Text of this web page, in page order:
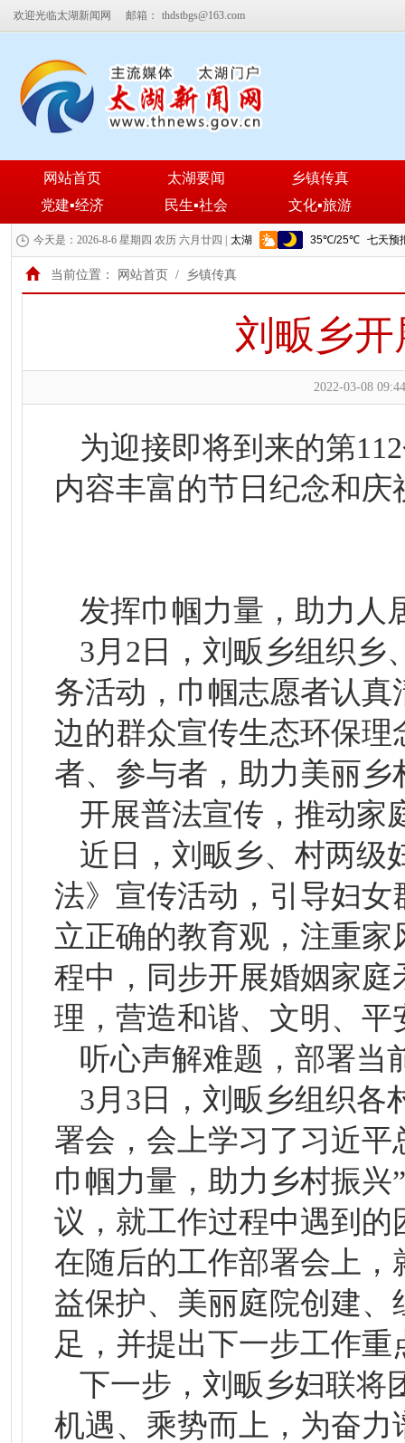
欢迎光临太湖新闻网 邮箱： thdstbgs@163.com
网站首页 太湖要闻
乡镇传真
党建▪经济
民生▪社会 文化▪旅游
今天是：2026-8-6 星期四 农历 六月廿四 |
当前位置： 网站首页 / 乡镇传真
刘畈乡开
2022-03-08
为迎接即将到来的第
内容丰富的节日纪念和
发挥巾帼力量，助力人
3月2日，刘畈乡组织乡
务活动，巾帼志愿者认
边的群众宣传生态环保
者、参与者，助力美丽乡
开展普法宣传，推动家
近日，刘畈乡、村两级
法》宣传活动，引导妇
立正确的教育观，注重
程中，同步开展婚姻家
理，营造和谐、文明、平
听心声解难题，部署当
3月3日，刘畈乡组织各
署会，会上学习了习近
巾帼力量，助力乡村振
议，就工作过程中遇到
在随后的工作部署会上
益保护、美丽庭院创建
足，并提出下一步工作重
下一步，刘畈乡妇联将
机遇、乘势而上，为奋